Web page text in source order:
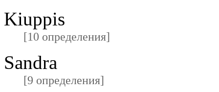
Kiuppis
[10 определения]
Sandra
[9 определения]